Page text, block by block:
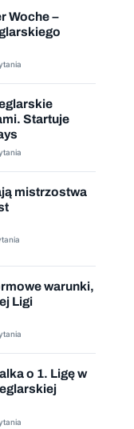
Woche –
Startuje
mistrzostwa
warunki,
Ligi
o 1. Ligę w